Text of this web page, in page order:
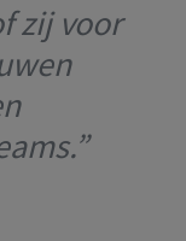
zij voor